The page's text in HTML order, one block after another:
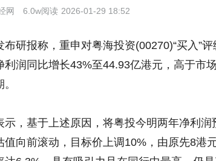
网 6.0w阅读 2026-01-29 18:52
布研报称，重申对粤海投资(00270)“买入”
利润同比增长43%至44.93亿港元，高于市
示，基于上述原因，将粤投今明两年净利
值向前滚动，目标价上调10%，由原先8港